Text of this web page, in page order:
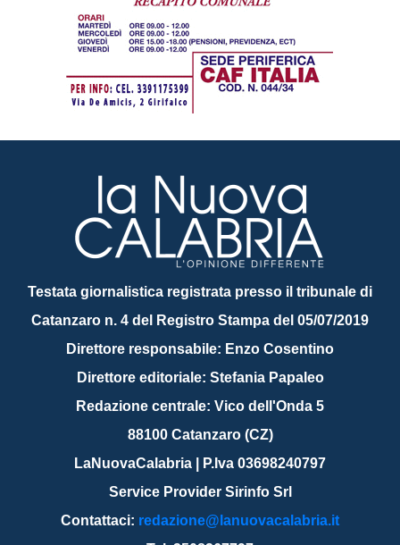
Testata giornalistica registrata presso il tribunale di
Catanzaro n. 4 del Registro Stampa del 05/07/2019
Direttore responsabile: Enzo Cosentino
Direttore editoriale: Stefania Papaleo
Redazione centrale: Vico dell'Onda 5
88100 Catanzaro (CZ)
LaNuovaCalabria | P.Iva 03698240797
Service Provider Sirinfo Srl
Contattaci: redazione@lanuovacalabria.it